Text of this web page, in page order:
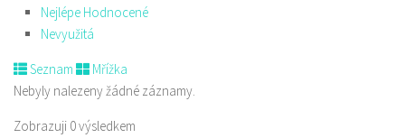
Nejlépe Hodnocené
Nevyužitá
Seznam
Mřížka
Nebyly nalezeny žádné záznamy.
Zobrazuji 0 výsledkem